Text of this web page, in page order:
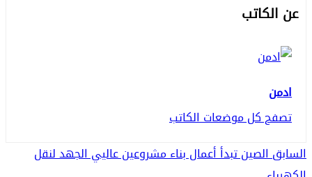
عن الكاتب
ادمن
تصفح كل موضعات الكاتب
Continue
السابقالصين تبدأ أعمال بناء مشروعين عاليي الجهد لنقل